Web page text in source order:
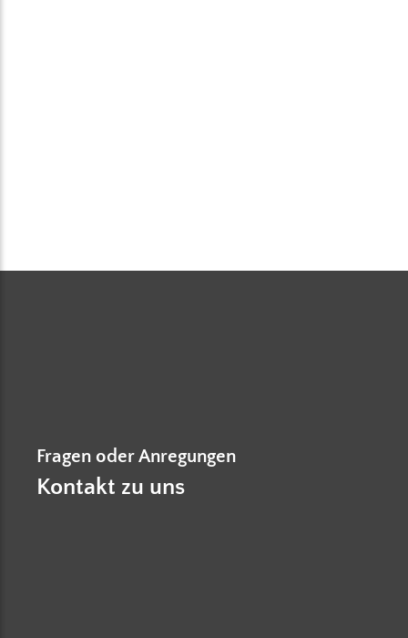
Fragen oder Anregungen
Kontakt zu uns